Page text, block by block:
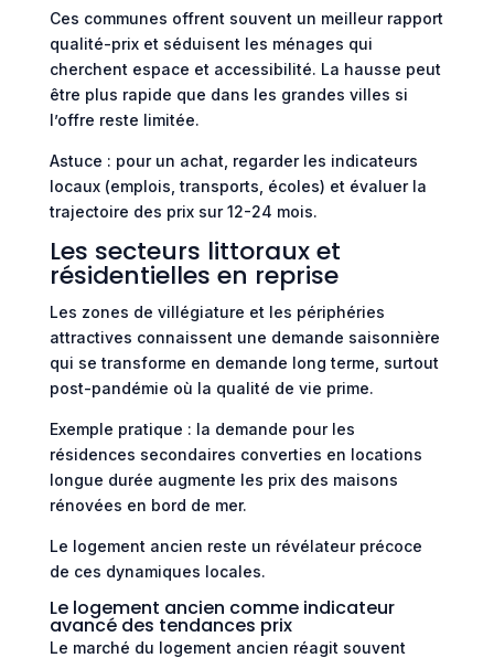
Ces communes offrent souvent un meilleur rapport
qualité-prix et séduisent les ménages qui
cherchent espace et accessibilité. La hausse peut
être plus rapide que dans les grandes villes si
l’offre reste limitée.
Astuce : pour un achat, regarder les indicateurs
locaux (emplois, transports, écoles) et évaluer la
trajectoire des prix sur 12-24 mois.
Les secteurs littoraux et
résidentielles en reprise
Les zones de villégiature et les périphéries
attractives connaissent une demande saisonnière
qui se transforme en demande long terme, surtout
post-pandémie où la qualité de vie prime.
Exemple pratique : la demande pour les
résidences secondaires converties en locations
longue durée augmente les prix des maisons
rénovées en bord de mer.
Le logement ancien reste un révélateur précoce
de ces dynamiques locales.
Le logement ancien comme indicateur
avancé des tendances prix
Le marché du logement ancien réagit souvent